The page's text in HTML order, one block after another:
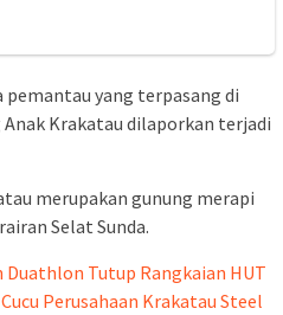
pemantau yang terpasang di
Anak Krakatau dilaporkan terjadi
merupakan gunung merapi
Selat Sunda.
Duathlon Tutup Rangkaian HUT
Perusahaan Krakatau Steel